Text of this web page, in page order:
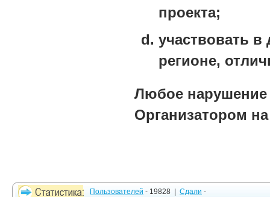
проекта;
участвовать в
регионе,
Любое нарушение
Организатором
Пользователей - 19828 | Сдали -